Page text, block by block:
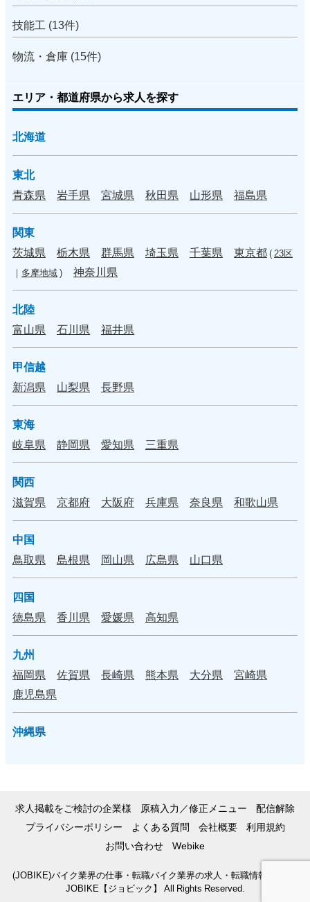
技能工 (13件)
物流・倉庫 (15件)
エリア・都道府県から求人を探す
北海道
東北
青森県
岩手県 宮城県 秋田県 山形県 福島県
関東
茨城県
栃木県 群馬県 埼玉県 千葉県 東京都 ( 23区
｜ 多摩地域 ) 神奈川県
北陸
富山県
石川県 福井県
甲信越
新潟県
山梨県 長野県
東海
岐阜県
静岡県 愛知県 三重県
関西
滋賀県
京都府 大阪府 兵庫県 奈良県 和歌山県
中国
鳥取県
島根県 岡山県 広島県 山口県
四国
徳島県
香川県 愛媛県 高知県
九州
福岡県
佐賀県 長崎県 熊本県 大分県
宮崎県
鹿児島県
沖縄県
求人掲載をご検討の企業様 原稿入力／修正メニュー
配信解除
プライバシーポリシー
よくある質問 会社概要
利用規約
お問い合わせ
Webike
(JOBIKE)バイク業界の仕事・転職バイク業界の求人・転職情報サイト |
JOBIKE【ジョビック】 All Rights Reserved.